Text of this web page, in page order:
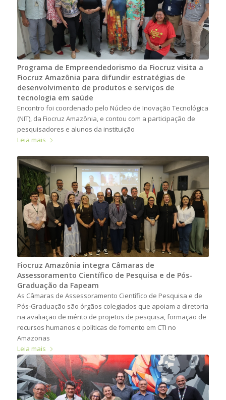
Programa de Empreendedorismo da Fiocruz visita a
Fiocruz Amazônia para difundir estratégias de
desenvolvimento de produtos e serviços de
tecnologia em saúde
Encontro foi coordenado pelo Núcleo de Inovação Tecnológica
(NIT), da Fiocruz Amazônia, e contou com a participação de
pesquisadores e alunos da instituição
Leia mais
Fiocruz Amazônia integra Câmaras de
Assessoramento Científico de Pesquisa e de Pós-
Graduação da Fapeam
As Câmaras de Assessoramento Científico de Pesquisa e de
Pós-Graduação são órgãos colegiados que apoiam a diretoria
na avaliação de mérito de projetos de pesquisa, formação de
recursos humanos e políticas de fomento em CTI no
Amazonas
Leia mais